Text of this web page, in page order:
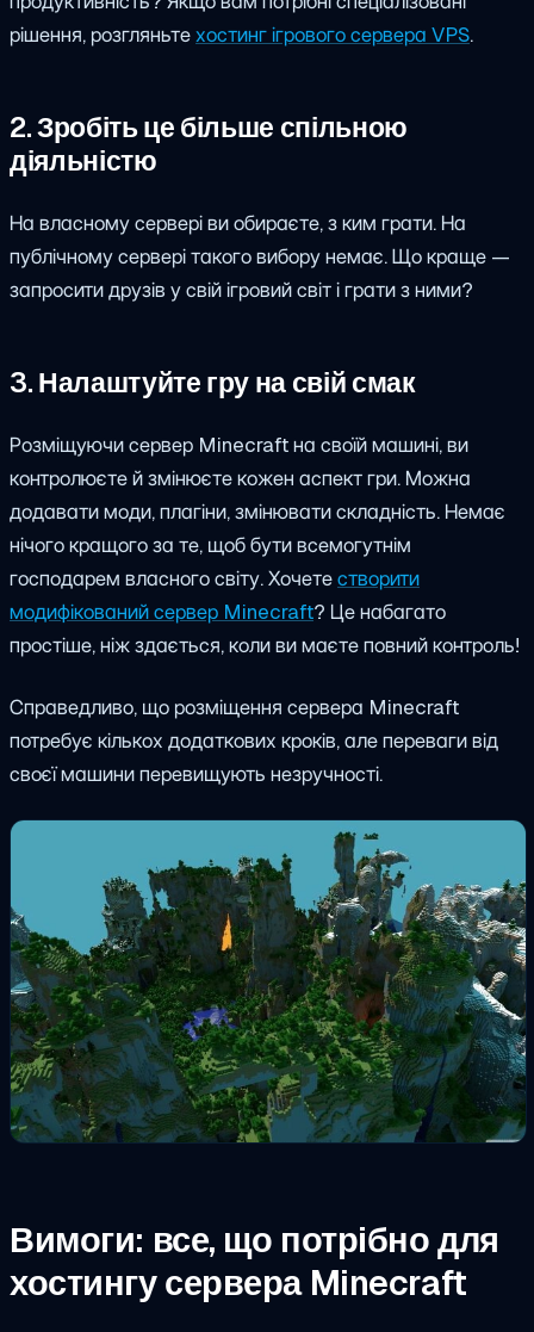
рішення, розгляньтехостинг ігрового сервера VPS.
2. Зробіть це більше спільною
діяльністю
На власному сервері ви обираєте, з ким грати. На
публічному сервері такого вибору немає. Що краще —
запросити друзів у свій ігровий світ і грати з ними?
3. Налаштуйте гру на свій смак
Розміщуючи сервер Minecraft на своїй машині, ви
контролюєте й змінюєте кожен аспект гри. Можна
додавати моди, плагіни, змінювати складність. Немає
нічого кращого за те, щоб бути всемогутнім
господарем власного світу.Хочетестворити
модифікований сервер Minecraft? Це набагато
простіше, ніж здається, коли ви маєте повний контроль!
Справедливо, що розміщення сервера Minecraft
потребує кількох додаткових кроків, але переваги від
своєї машини перевищують незручності.
Вимоги: все, що потрібно для
хостингу сервера Minecraft